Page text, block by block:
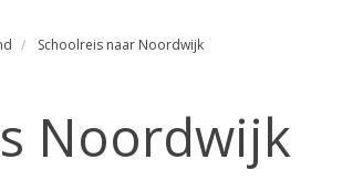
Schoolreis naar Noordwijk
Noordwijk